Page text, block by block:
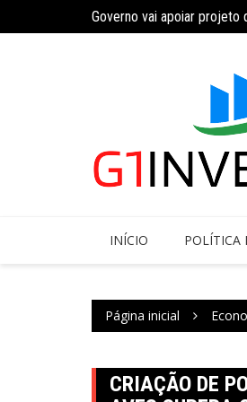
Governo vai apoiar projeto
INÍCIO POLÍTICA
Página inicial
CRIAÇÃO DE